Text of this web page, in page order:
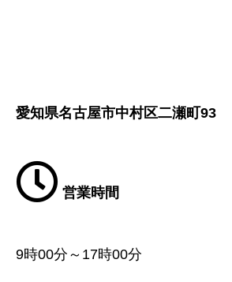
愛知県名古屋市中村区二瀬町93
営業時間
9時00分～17時00分